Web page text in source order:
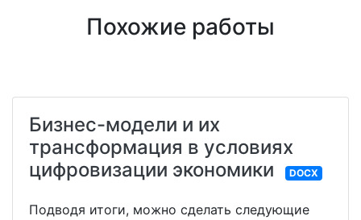
Похожие работы
Бизнес-модели и их
трансформация в условиях
цифровизации экономики
DOCX
Подводя итоги, можно сделать следующие